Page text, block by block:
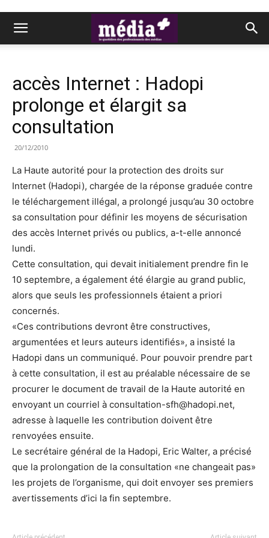
accès Internet : Hadopi
prolonge et élargit sa
consultation
20/12/2010
La Haute autorité pour la protection des droits sur
Internet (Hadopi), chargée de la réponse graduée contre
le téléchargement illégal, a prolongé jusqu’au 30 octobre
sa consultation pour définir les moyens de sécurisation
des accès Internet privés ou publics, a-t-elle annoncé
lundi.
Cette consultation, qui devait initialement prendre fin le
10 septembre, a également été élargie au grand public,
alors que seuls les professionnels étaient a priori
concernés.
«Ces contributions devront être constructives,
argumentées et leurs auteurs identifiés», a insisté la
Hadopi dans un communiqué. Pour pouvoir prendre part
à cette consultation, il est au préalable nécessaire de se
procurer le document de travail de la Haute autorité en
envoyant un courriel à consultation-sfh@hadopi.net,
adresse à laquelle les contribution doivent être
renvoyées ensuite.
Le secrétaire général de la Hadopi, Eric Walter, a précisé
que la prolongation de la consultation «ne changeait pas»
les projets de l’organisme, qui doit envoyer ses premiers
avertissements d’ici la fin septembre.